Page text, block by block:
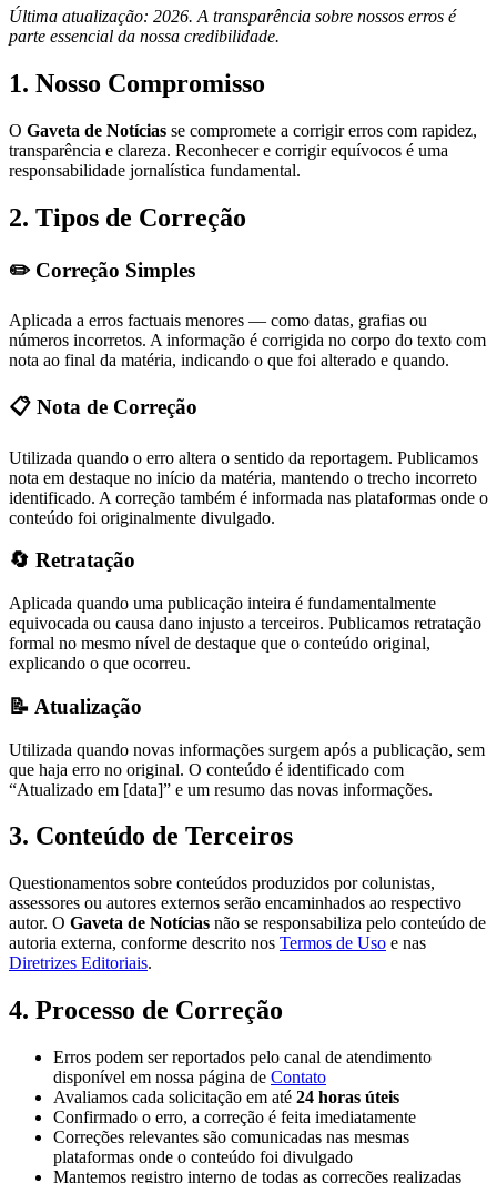
Última atualização: 2026. A transparência sobre nossos erros é
parte essencial da nossa credibilidade.
1. Nosso Compromisso
O Gaveta de Notícias se compromete a corrigir erros com rapidez,
transparência e clareza. Reconhecer e corrigir equívocos é uma
responsabilidade jornalística fundamental.
2. Tipos de Correção
✏️ Correção Simples
Aplicada a erros factuais menores — como datas, grafias ou
números incorretos. A informação é corrigida no corpo do texto com
nota ao final da matéria, indicando o que foi alterado e quando.
📋 Nota de Correção
Utilizada quando o erro altera o sentido da reportagem. Publicamos
nota em destaque no início da matéria, mantendo o trecho incorreto
identificado. A correção também é informada nas plataformas onde o
conteúdo foi originalmente divulgado.
🔄 Retratação
Aplicada quando uma publicação inteira é fundamentalmente
equivocada ou causa dano injusto a terceiros. Publicamos retratação
formal no mesmo nível de destaque que o conteúdo original,
explicando o que ocorreu.
📝 Atualização
Utilizada quando novas informações surgem após a publicação, sem
que haja erro no original. O conteúdo é identificado com
“Atualizado em [data]” e um resumo das novas informações.
3. Conteúdo de Terceiros
Questionamentos sobre conteúdos produzidos por colunistas,
assessores ou autores externos serão encaminhados ao respectivo
autor. O Gaveta de Notícias não se responsabiliza pelo conteúdo de
autoria externa, conforme descrito nos Termos de Uso e nas
Diretrizes Editoriais.
4. Processo de Correção
Erros podem ser reportados pelo canal de atendimento
disponível em nossa página de Contato
Avaliamos cada solicitação em até 24 horas úteis
Confirmado o erro, a correção é feita imediatamente
Correções relevantes são comunicadas nas mesmas
plataformas onde o conteúdo foi divulgado
Mantemos registro interno de todas as correções realizadas